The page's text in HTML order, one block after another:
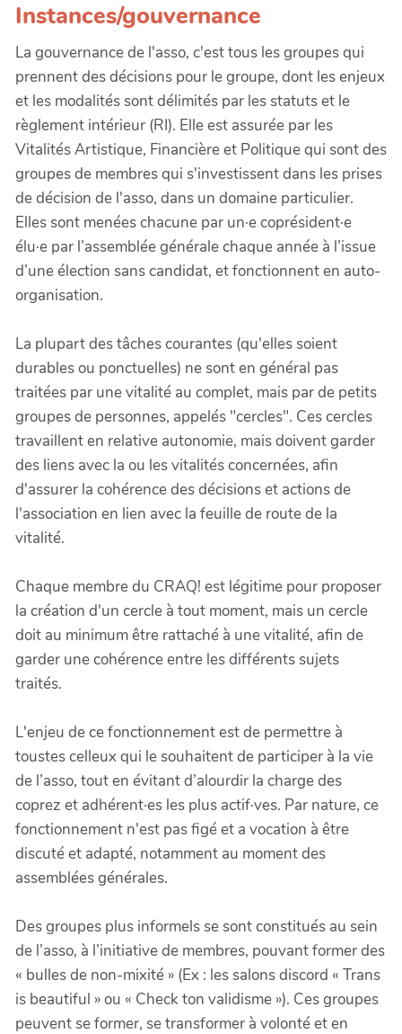
Instances/gouvernance
La gouvernance de l'asso, c'est tous les groupes qui
prennent des décisions pour le groupe, dont les enjeux
et les modalités sont délimités par les statuts et le
règlement intérieur (RI). Elle est assurée par les
Vitalités Artistique, Financière et Politique qui sont des
groupes de membres qui s'investissent dans les prises
de décision de l'asso, dans un domaine particulier.
Elles sont menées chacune par un·e coprésident·e
élu·e par l’assemblée générale chaque année à l’issue
d’une élection sans candidat, et fonctionnent en auto-
organisation.
La plupart des tâches courantes (qu'elles soient
durables ou ponctuelles) ne sont en général pas
traitées par une vitalité au complet, mais par de petits
groupes de personnes, appelés "cercles". Ces cercles
travaillent en relative autonomie, mais doivent garder
des liens avec la ou les vitalités concernées, afin
d'assurer la cohérence des décisions et actions de
l'association en lien avec la feuille de route de la
vitalité.
Chaque membre du CRAQ! est légitime pour proposer
la création d'un cercle à tout moment, mais un cercle
doit au minimum être rattaché à une vitalité, afin de
garder une cohérence entre les différents sujets
traités.
L'enjeu de ce fonctionnement est de permettre à
toustes celleux qui le souhaitent de participer à la vie
de l’asso, tout en évitant d’alourdir la charge des
coprez et adhérent·es les plus actif·ves. Par nature, ce
fonctionnement n'est pas figé et a vocation à être
discuté et adapté, notamment au moment des
assemblées générales.
Des groupes plus informels se sont constitués au sein
de l’asso, à l’initiative de membres, pouvant former des
« bulles de non-mixité » (Ex : les salons discord « Trans
is beautiful » ou « Check ton validisme »). Ces groupes
peuvent se former, se transformer à volonté et en